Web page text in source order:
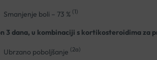
Smanjenje boli – 73 % (1)
3 dana, u kombinaciji s kortikosteroidima za
Ubrzano poboljšanje (2a)